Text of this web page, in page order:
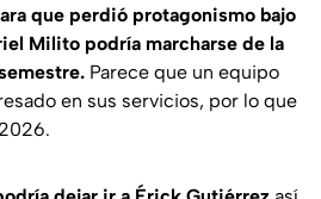
que perdió protagonismo bajo
Milito podría marcharse de la
Parece que un equipo
en sus servicios, por lo que